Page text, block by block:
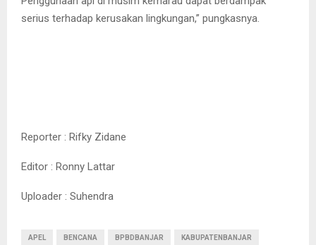
serius terhadap kerusakan lingkungan,” pungkasnya.
Reporter : Rifky Zidane
Editor : Ronny Lattar
Uploader : Suhendra
APEL BENCANA BPBDBANJAR KABUPATENBANJAR